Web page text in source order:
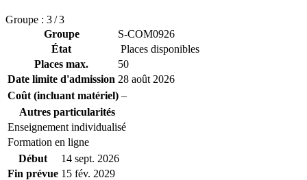
Groupe : 3 / 3
Groupe
S-COM0926
État
Places disponibles
Places max.
50
Date limite d'admission 28 août 2026
Coût (incluant matériel) –
Autres particularités
Enseignement individualisé
Formation en ligne
Début
14 sept. 2026
Fin prévue 15 fév. 2029